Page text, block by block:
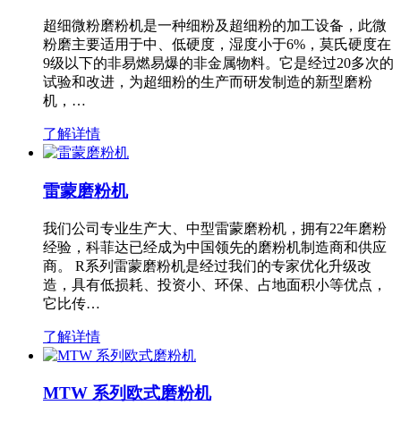
超细微粉磨粉机是一种细粉及超细粉的加工设备，此微
粉磨主要适用于中、低硬度，湿度小于6%，莫氏硬度在
9级以下的非易燃易爆的非金属物料。它是经过20多次的
试验和改进，为超细粉的生产而研发制造的新型磨粉
机，…
了解详情
雷蒙磨粉机
我们公司专业生产大、中型雷蒙磨粉机，拥有22年磨粉
经验，科菲达已经成为中国领先的磨粉机制造商和供应
商。 R系列雷蒙磨粉机是经过我们的专家优化升级改
造，具有低损耗、投资小、环保、占地面积小等优点，
它比传…
了解详情
MTW 系列欧式磨粉机